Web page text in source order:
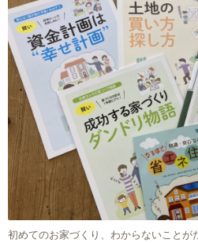
初めてのお家づくり、わからないことが